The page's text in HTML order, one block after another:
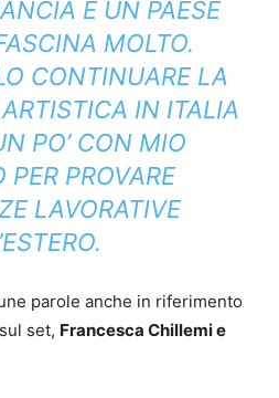
È UN PAESE
MOLTO.
CONTINUARE LA
IN ITALIA
PO’ CON MIO
PER PROVARE
LAVORATIVE
parole anche in riferimento
set, Francesca Chillemi e